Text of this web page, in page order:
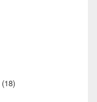
(18)